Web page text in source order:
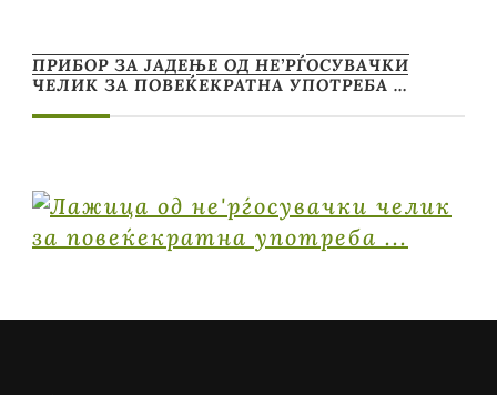
ПРИБОР ЗА ЈАДЕЊЕ ОД НЕ’РЃОСУВАЧКИ
ЧЕЛИК ЗА ПОВЕЌЕКРАТНА УПОТРЕБА …